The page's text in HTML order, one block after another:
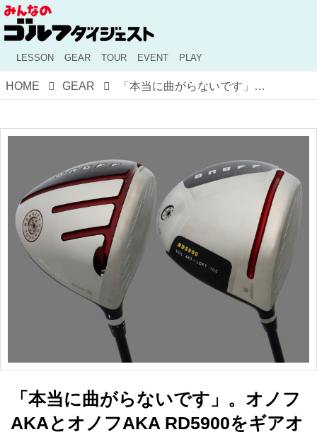
LESSON GEAR TOUR EVENT PLAY
HOME GEAR 「本当に曲がらないです」。オノフAKAとオノフAKA RD5900をギアオタクが試打！
「本当に曲がらないです」。オノフ
AKAとオノフAKA RD5900をギアオ